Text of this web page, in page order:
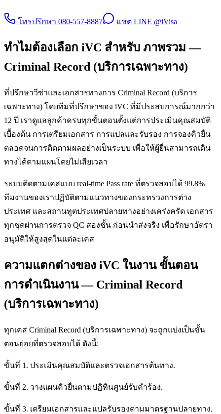
โทรปรึกษา 080-557-8887 แชต LINE @iVisa
ทำไมต้องเลือก iVC สำหรับ ภาพรวม —
Criminal Record (บริการเฉพาะทาง)
ที่ปรึกษาวีซ่าและเอกสารทางการ Criminal Record (บริการ
เฉพาะทาง) โดยทีมที่ปรึกษาของ iVC ที่มีประสบการณ์มากกว่า
12 ปี เราดูแลลูกค้าครบทุกขั้นตอนตั้งแต่การประเมินคุณสมบัติ
เบื้องต้น การเตรียมเอกสาร การแปลและรับรอง การจองคิวยื่น
ตลอดจนการติดตามผลอย่างเป็นระบบ เพื่อให้ผู้ยื่นสามารถเดิน
ทางได้ตามแผนโดยไม่เสียเวลา
ระบบติดตามเคสแบบ real-time Pass rate ที่ตรวจสอบได้ 99.8%
ทีมงานของเราปฏิบัติตามแนวทางของกระทรวงการต่าง
ประเทศ และสถานทูตประเทศปลายทางอย่างเคร่งครัด เอกสาร
ทุกชุดผ่านการตรวจ QC สองชั้น ก่อนนำส่งจริง เพื่อรักษาอัตรา
อนุมัติให้สูงสุดในแต่ละเคส
ความแตกต่างของ iVC ในงาน ขั้นตอน
การดำเนินงาน — Criminal Record
(บริการเฉพาะทาง)
ทุกเคส Criminal Record (บริการเฉพาะทาง) จะถูกแบ่งเป็นขั้น
ตอนย่อยที่ตรวจสอบได้ ดังนี้:
ขั้นที่ 1. ประเมินคุณสมบัติและตรวจเอกสารต้นทาง.
ขั้นที่ 2. วางแผนคิวยื่นตามปฏิทินศูนย์รับคำร้อง.
ขั้นที่ 3. เตรียมเอกสารและแปลรับรองตามมาตรฐานปลายทาง.